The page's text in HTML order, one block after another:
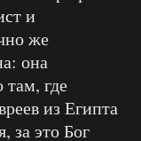
и
же
она
где
из Египта
за это Бог